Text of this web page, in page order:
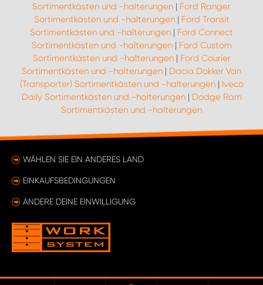
Sortimentkästen und -halterungen | Ford Ranger
Sortimentkästen und -halterungen| Ford Transit
Sortimentkästen und -halterungen | Ford Connect
Sortimentkästen und -halterungen| Ford Custom
Sortimentkästen und -halterungen| Ford Courier
Sortimentkästen und -halterungen | Dacia Dokker Van
(Transporter) Sortimentkästen und -halterungen| Iveco
Daily Sortimentkästen und -halterungen| Dodge Ram
Sortimentkästen und -halterungen
WÄHLEN SIE EIN ANDERES LAND
EINKAUFSBEDINGUNGEN
ÄNDERE DEINE EINWILLIGUNG